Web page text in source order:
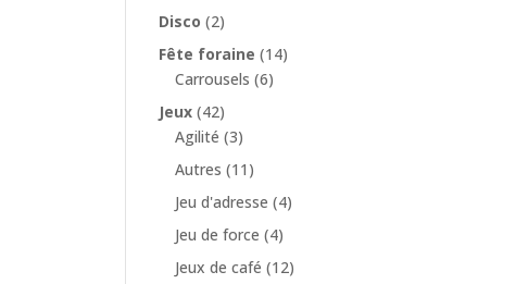
Disco (2)
Fête foraine (14)
Carrousels (6)
Jeux (42)
Agilité (3)
Autres (11)
Jeu d'adresse (4)
Jeu de force (4)
Jeux de café (12)